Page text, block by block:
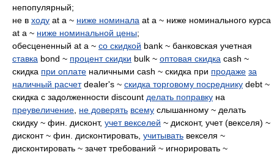
непопулярный;
не в ходу at a ~ ниже номинала at a ~ ниже номинального курса
at a ~ ниже номинальной цены;
обесцененный at a ~ со скидкой bank ~ банковская учетная
ставка bond ~ процент скидки bulk ~ оптовая скидка cash ~
скидка при оплате наличными cash ~ скидка при продаже за
наличный расчетdealer's ~ скидка торговому посреднику debt ~
скидка с задолженности discount делать поправку на
преувеличение не доверять всему слышанному ~ делать
скидку ~ фин. дисконт, учет векселей ~ дисконт, учет (векселя) ~
дисконт ~ фин. дисконтировать, учитывать векселя ~
дисконтировать ~ зачет требований ~ игнорировать ~